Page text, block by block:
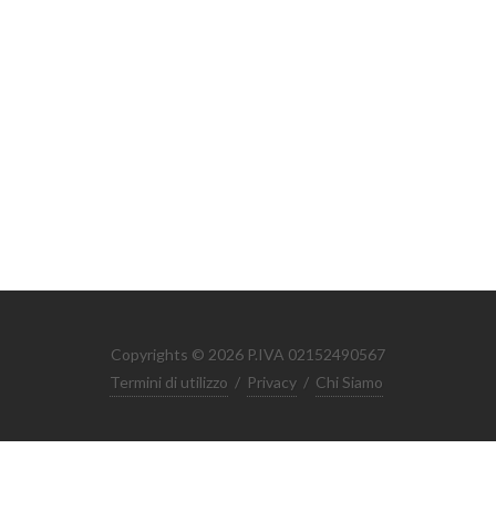
Copyrights © 2026 P.IVA 02152490567
Termini di utilizzo / Privacy / Chi Siamo